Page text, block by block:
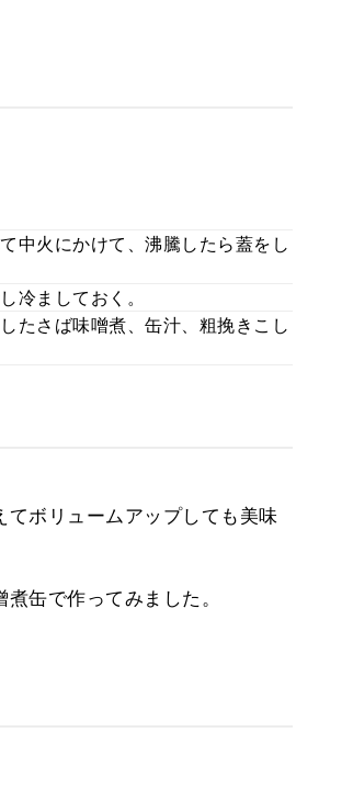
中火にかけて、沸騰したら蓋をし
冷ましておく。
たさば味噌煮、缶汁、粗挽きこし
てボリュームアップしても美味
缶で作ってみました。